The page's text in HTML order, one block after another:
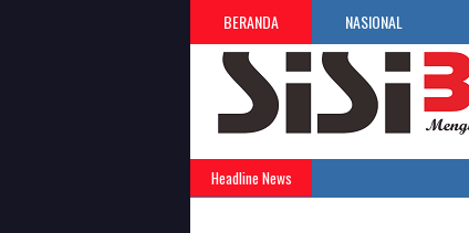
BERANDA NASIONAL
Headline News